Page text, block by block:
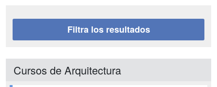
Filtra los resultados
Cursos de Arquitectura